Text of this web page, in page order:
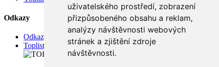
uživatelského prostředí, zobrazení
přizpůsobeného obsahu a reklam,
analýzy návštěvnosti webových
stránek a zjištění zdroje
návštěvnosti.
Odkazy
Odkazy
Toplist